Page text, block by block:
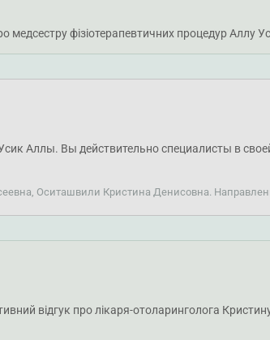
медсестру фізіотерапевтичних процедур Аллу
Аллы. Вы действительно специалисты в
Оситашвили Кристина Денисовна.
відгук про лікаря-отоларинголога